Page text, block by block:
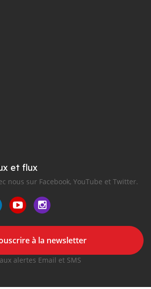
et flux
nous sur Facebook, YouTube et Twitter.
à la newsletter
aux alertes Email et SMS